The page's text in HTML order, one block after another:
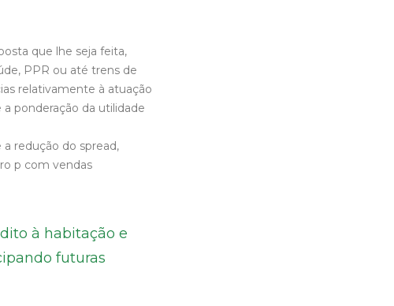
que lhe seja feita,
PPR ou até trens de
relativamente à atuação
ponderação da utilidade
redução do spread,
p com vendas
à habitação e
futuras